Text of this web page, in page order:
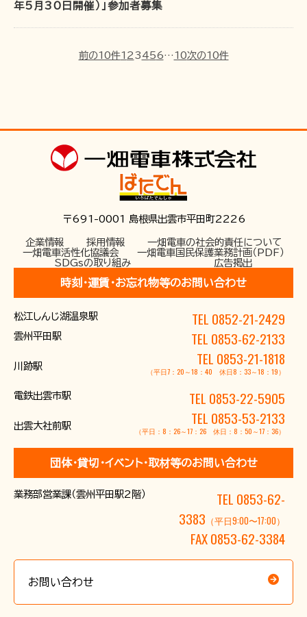
お問い合わせ
年5月30日開催）」参加者募集
前の10件1 2 3 456… 10次の10件
〒691-0001 島根県出雲市平田町2226
企業情報 採用情報
一畑電車の社会的責任について
一畑電車活性化協議会
一畑電車国民保護業務計画（PDF）
SDGsの取り組み
広告掲出
時刻･運賃･お忘れ物等のお問い合わせ
松江しんじ湖温泉駅 TEL 0852-21-2429
雲州平田駅 TEL 0853-62-2133
川跡駅 TEL 0853-21-1818
（平日7：20～18：40 休日8：33～18：19）
電鉄出雲市駅 TEL 0853-22-5905
出雲大社前駅 TEL 0853-53-2133
（平日：8：26～17：26 休日：8：50～17：36）
団体･貸切･イベント･取材等のお問い合わせ
業務部営業課（雲州平田駅2階）
TEL 0853-62-
3383 （平日9:00〜17:00）
FAX 0853-62-3384
お問い合わせ